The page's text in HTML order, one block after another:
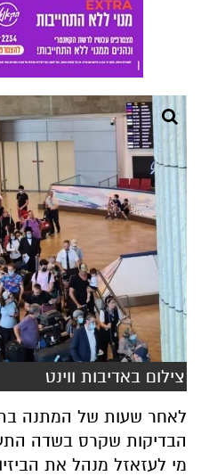
צילום באדיבות ווינט
לאחר שעות של המתנה
הבדיקות שקרס בשדה
מי לעזאזל מנהל את